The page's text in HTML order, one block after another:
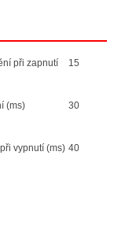
při zapnutí
15
(ms) 30
vypnutí (ms) 40